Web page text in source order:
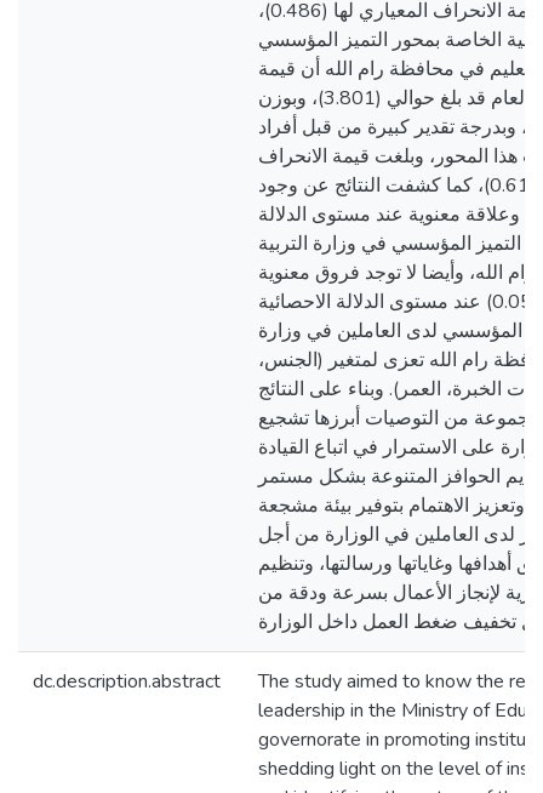
(76.53%)، وبلغت قيمة الانحراف المعياري لها (0.486)،
الخاصة بمحور التميز المؤسسي
في محافظة رام الله أن قيمة
المتوسط الحسابي العام قد بلغ حوالي (3.801)، وبوزن
يساوي (76.01%)، وبدرجة تقدير كبيرة من قبل أفراد
هذا المحور، وبلغت قيمة الانحراف
المعياري حوالي (0.616)، كما كشفت النتائج عن وجود
وعلاقة معنوية عند مستوى الدلالة (0.05α=) بين واقع
التميز المؤسسي في وزارة التربية
الله، وأيضا لا توجد فروق معنوية
عند مستوى الدلالة الاحصائية (0.05α=) في واقع القيادة
المؤسسي لدى العاملين في وزارة
رام الله تعزى لمتغير (الجنس،
الخبرة، العمر). وبناء على النتائج
من التوصيات أبرزها تشجيع
على الاستمرار في اتباع القيادة
الحوافز المتنوعة بشكل مستمر
الاهتمام بتوفير بيئة مشجعة
لدى العاملين في الوزارة من أجل
أهدافها وغاياتها ورسالتها، وتنظيم
لإنجاز الأعمال بسرعة ودقة من
dc.description.abstract
The study aimed to know the
leadership in the Ministry of
governorate in promoting
shedding light on the level of